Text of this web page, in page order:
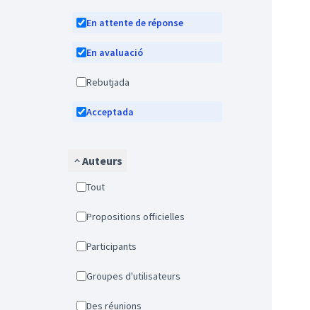
En attente de réponse
En avaluació
Rebutjada
Acceptada
Auteurs
Tout
Propositions officielles
Participants
Groupes d'utilisateurs
Des réunions